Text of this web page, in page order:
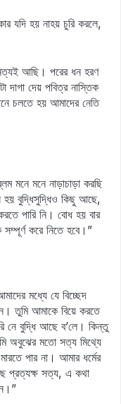
যদি হয় নাহয় চুরি করলে,
আছি। পরের ধন হরণ
দাগা দেয় পবিত্র নাস্তিক
চলতে হয় আমাদের নেতি
মনে মনে নাড়াচাড়া করছি
হয় বুদ্ধিসুদ্ধিও কিছু আছে,
পারি নি। বোধ হয় বার
করে নিতে হবে।”
মধ্যে যে বিচ্ছেদ
তুমি আমাকে বিয়ে করতে
নে বুদ্ধি আছে ব’লে। কিন্তু
অবুঝের মতো সত্য মিথ্যে
পার না। আমার ধর্মের
প্রত্যক্ষ সত্য, এ কথা